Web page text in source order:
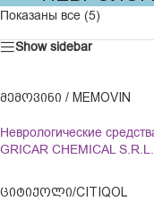
Показаны все (5)
Show sidebar
ᲛᲔᲛᲝᲕᲘᲜᲘ / MEMOVIN
Неврологические
GRICAR CHEMICAL S.R.L.
ᲪᲘᲢᲘᲥᲝᲚᲘ/CITIQOL